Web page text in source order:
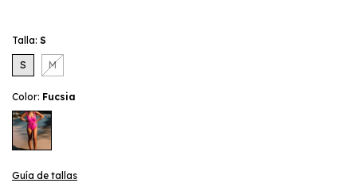
Talla: S
S M
Color: Fucsia
Guía de tallas